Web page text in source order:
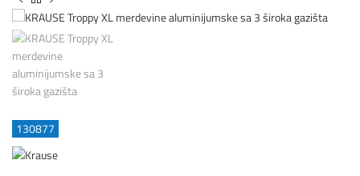
130877